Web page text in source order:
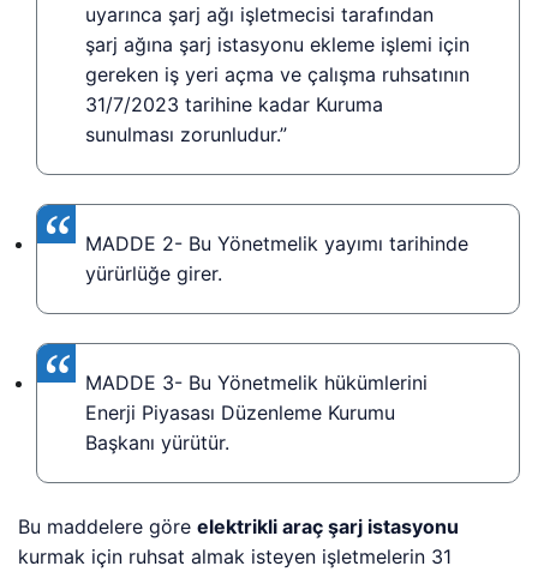
uyarınca şarj ağı işletmecisi tarafından
şarj ağına şarj istasyonu ekleme işlemi için
gereken iş yeri açma ve çalışma ruhsatının
31/7/2023 tarihine kadar Kuruma
sunulması zorunludur.”
MADDE 2- Bu Yönetmelik yayımı tarihinde
yürürlüğe girer.
MADDE 3- Bu Yönetmelik hükümlerini
Enerji Piyasası Düzenleme Kurumu
Başkanı yürütür.
Bu maddelere göreelektrikli araç şarj istasyonu
kurmak için ruhsat almak isteyen işletmelerin 31